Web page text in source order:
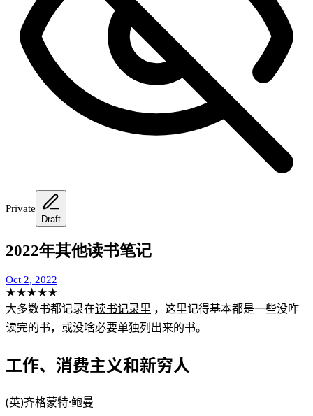
Private
Draft
2022年其他读书笔记
Oct 2, 2022
★★★★★
大多数书都记录在读书记录里 ，这里记得基本都是一些没咋
读完的书，或没啥必要单独列出来的书。
工作、消费主义和新穷人
(英)齐格蒙特·鲍曼